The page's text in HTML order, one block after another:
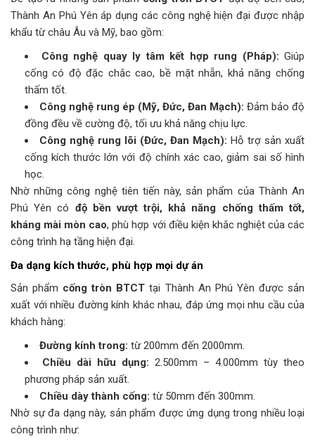
Thành An Phú Yên áp dụng các công nghệ hiện đại được nhập
khẩu từ châu Âu và Mỹ, bao gồm:
Công nghệ quay ly tâm kết hợp rung (Pháp): Giúp
cống có độ đặc chắc cao, bề mặt nhẵn, khả năng chống
thấm tốt.
Công nghệ rung ép (Mỹ, Đức, Đan Mạch): Đảm bảo độ
đồng đều về cường độ, tối ưu khả năng chịu lực.
Công nghệ rung lõi (Đức, Đan Mạch): Hỗ trợ sản xuất
cống kích thước lớn với độ chính xác cao, giảm sai số hình
học.
Nhờ những công nghệ tiên tiến này, sản phẩm của Thành An
Phú Yên có độ bền vượt trội, khả năng chống thấm tốt,
kháng mài mòn cao, phù hợp với điều kiện khắc nghiệt của các
công trình hạ tầng hiện đại.
Đa dạng kích thước, phù hợp mọi dự án
Sản phẩm cống tròn BTCT tại Thành An Phú Yên được sản
xuất với nhiều đường kính khác nhau, đáp ứng mọi nhu cầu của
khách hàng:
Đường kính trong: từ 200mm đến 2000mm.
Chiều dài hữu dụng: 2.500mm – 4.000mm tùy theo
phương pháp sản xuất.
Chiều dày thành cống: từ 50mm đến 300mm.
Nhờ sự đa dạng này, sản phẩm được ứng dụng trong nhiều loại
công trình như: